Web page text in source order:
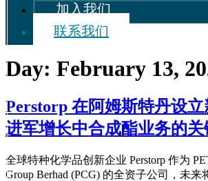
加入我们
联系我们
Day: February 13,
Perstorp 在阿姆斯特丹设
进军增长中合成酯业务的关
全球特种化学品创新企业 Perstorp 作为
Group Berhad (PCG) 的全资子公司，未